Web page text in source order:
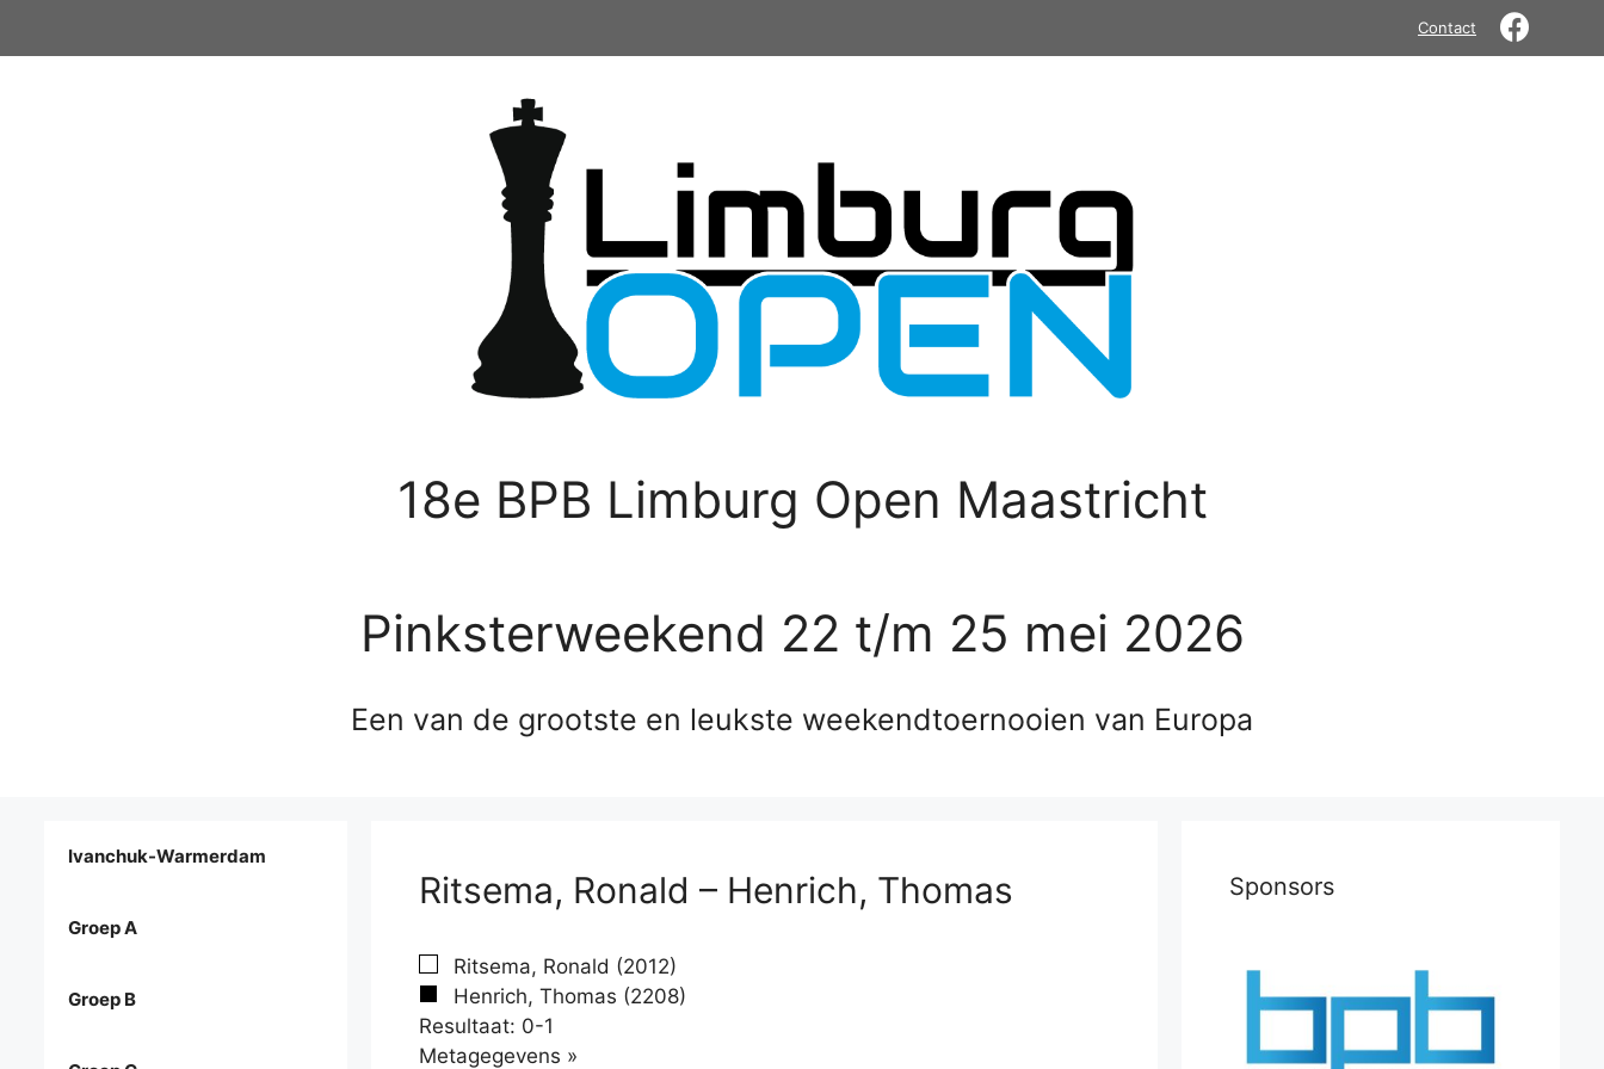
Contact
18e BPB Limburg Open Maastricht
Pinksterweekend 22 t/m 25 mei 2026
Een van de grootste en leukste weekendtoernooien van Europa
Ritsema, Ronald – Henrich, Thomas
Ritsema, Ronald (2012)
Henrich, Thomas (2208)
Resultaat: 0-1
Metagegevens »
Ivanchuk-Warmerdam
Groep A
Groep B
Sponsors